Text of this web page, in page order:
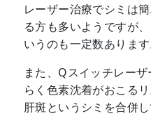
レーザー治療でシミは
る方も多いようですが
いうのも一定数あります
また、Qスイッチレー
らく色素沈着がおこるリ
肝斑というシミを合併